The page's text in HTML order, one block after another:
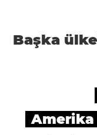
Başka